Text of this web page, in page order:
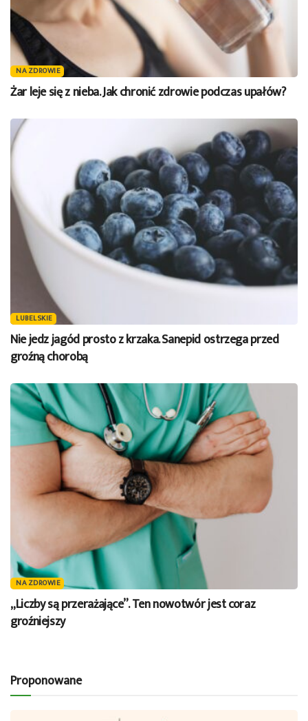
NA ZDROWIE
Żar leje się z nieba. Jak chronić zdrowie podczas upałów?
LUBELSKIE
Nie jedz jagód prosto z krzaka. Sanepid ostrzega przed
groźną chorobą
NA ZDROWIE
„Liczby są przerażające”. Ten nowotwór jest coraz
groźniejszy
Proponowane